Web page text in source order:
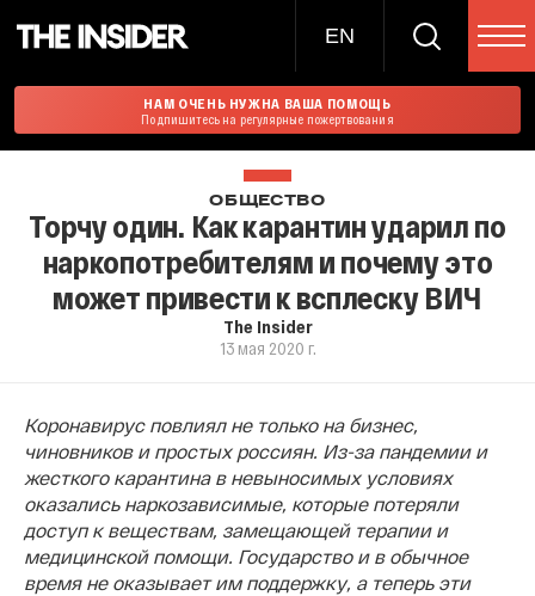
EN
НАМ ОЧЕНЬ НУЖНА ВАША ПОМОЩЬ
Подпишитесь на регулярные пожертвования
ОБЩЕСТВО
Торчу один. Как карантин ударил по
наркопотребителям и почему это
может привести к всплеску ВИЧ
The Insider
13 мая 2020 г.
Коронавирус повлиял не только на бизнес,
чиновников и простых россиян. Из-за пандемии и
жесткого карантина в невыносимых условиях
оказались наркозависимые, которые потеряли
доступ к веществам, замещающей терапии и
медицинской помощи. Государство и в обычное
время не оказывает им поддержку, а теперь эти